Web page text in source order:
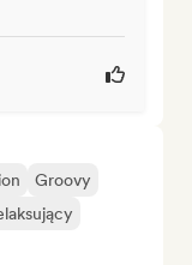
Groovy